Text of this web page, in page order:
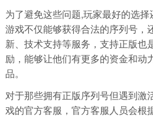
为了避免这些问题,玩家最好的选
游戏不仅能够获得合法的序列号，
新、技术支持等服务，支持正版也
励，能够让他们有更多的资金和动
品。
对于那些拥有正版序列号但遇到激
戏的官方客服，官方客服人员会根